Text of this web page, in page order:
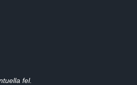
fel.